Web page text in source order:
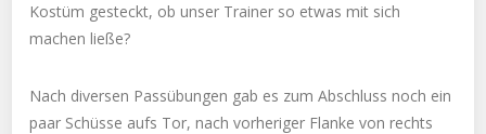
Kostüm gesteckt, ob unser Trainer so etwas mit sich
machen ließe?
Nach diversen Passübungen gab es zum Abschluss noch ein
paar Schüsse aufs Tor, nach vorheriger Flanke von rechts